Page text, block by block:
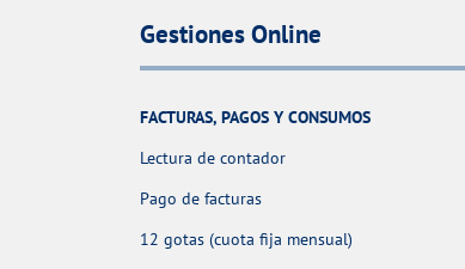
Gestiones Online
FACTURAS, PAGOS Y CONSUMOS
Lectura de contador
Pago de facturas
12 gotas (cuota fija mensual)